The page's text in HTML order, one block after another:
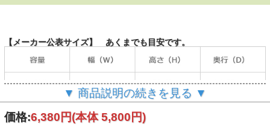
【メーカー公表サイズ】 あくまでも目安です。
▼ 商品説明の続きを見る ▼
価格:6,380円(本体 5,800円)